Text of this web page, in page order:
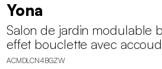
Yona
Salon de jardin modulable
effet bouclette avec
ACMDLCN4BGZW